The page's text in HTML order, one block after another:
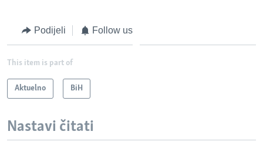
Podijeli Follow us
This item is part of
Aktuelno BiH
Nastavi čitati